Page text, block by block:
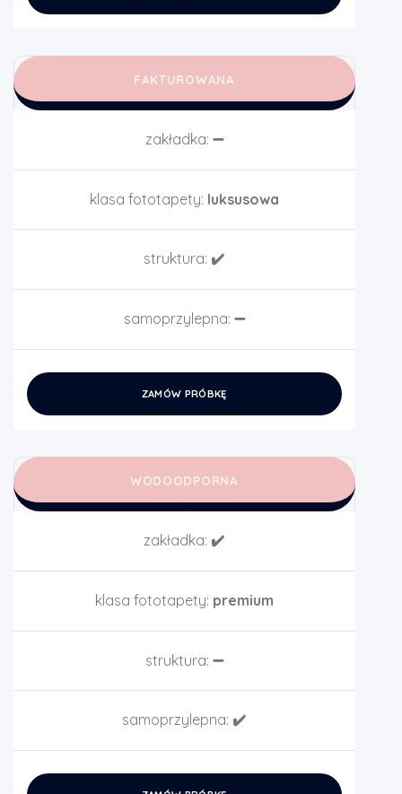
FAKTUROWANA
zakładka: ➖
klasa fototapety: luksusowa
struktura: ✔️
samoprzylepna: ➖
ZAMÓW PRÓBKĘ
WODOODPORNA
zakładka: ✔️
klasa fototapety: premium
struktura: ➖
samoprzylepna: ✔️